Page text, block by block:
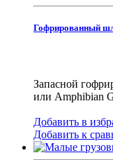
Гофрированный
Запасной
или Amphibian
Добавить в
Добавить к